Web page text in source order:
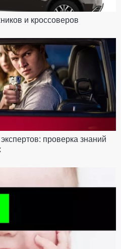
и кроссоверов
проверка знаний